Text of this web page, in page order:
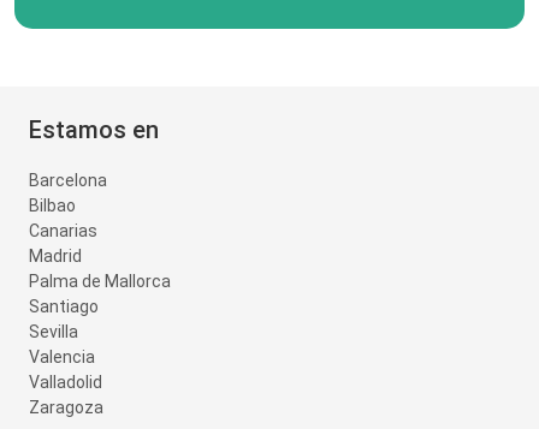
Estamos en
Barcelona
Bilbao
Canarias
Madrid
Palma de Mallorca
Santiago
Sevilla
Valencia
Valladolid
Zaragoza